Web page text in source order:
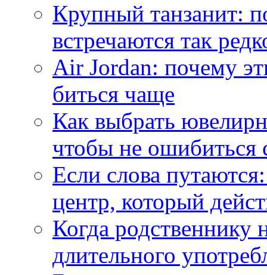
Крупный танзанит:
встречаются так
Air Jordan: почему
биться чаще
Как выбрать
чтобы не ошибиться
Если слова
центр, который
Когда
длительного